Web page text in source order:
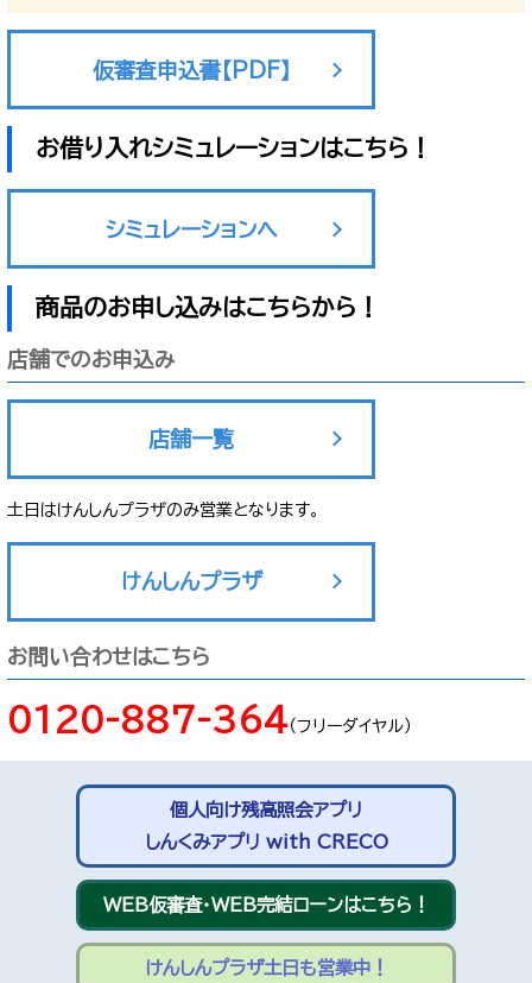
仮審査申込書【PDF】
お借り入れシミュレーションはこちら！
シミュレーションへ
商品のお申し込みはこちらから！
店舗でのお申込み
店舗一覧
土日はけんしんプラザのみ営業となります。
けんしんプラザ
お問い合わせはこちら
0120-887-364（フリーダイヤル）
個人向け残高照会アプリ
しんくみアプリ with CRECO
WEB仮審査・WEB完結ローンはこちら！
けんしんプラザ土日も営業中！